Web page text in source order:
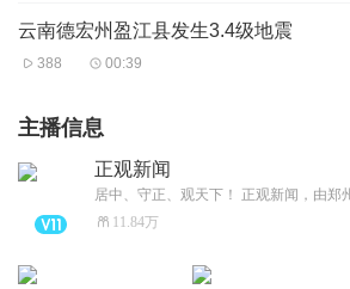
云南德宏州盈江县发生3.4级地震
388 00:39
主播信息
正观新闻
11.84万